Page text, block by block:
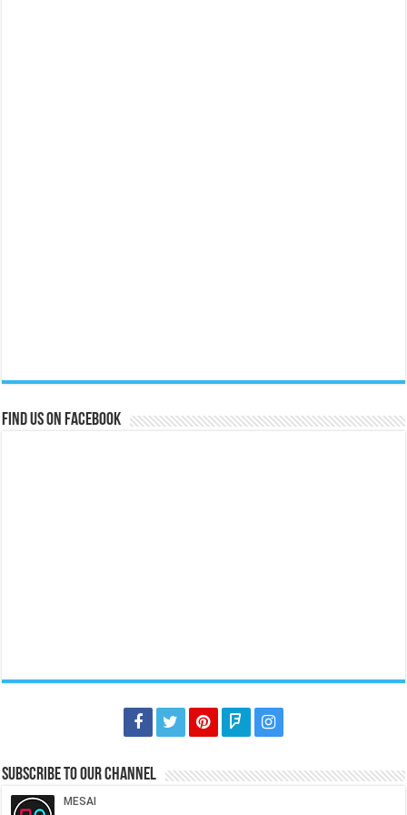
Find us on Facebook
Subscribe to our Channel